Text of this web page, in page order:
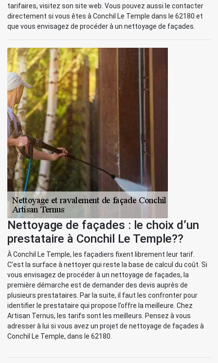
tarifaires, visitez son site web. Vous pouvez aussi le contacter
directement si vous êtes à Conchil Le Temple dans le 62180 et
que vous envisagez de procéder à un nettoyage de façades.
Nettoyage de façades : le choix d’un
prestataire à Conchil Le Temple??
À Conchil Le Temple, les façadiers fixent librement leur tarif.
C’est la surface à nettoyer qui reste la base de calcul du coût. Si
vous envisagez de procéder à un nettoyage de façades, la
première démarche est de demander des devis auprès de
plusieurs prestataires. Par la suite, il faut les confronter pour
identifier le prestataire qui propose l’offre la meilleure. Chez
Artisan Ternus, les tarifs sont les meilleurs. Pensez à vous
adresser à lui si vous avez un projet de nettoyage de façades à
Conchil Le Temple, dans le 62180.